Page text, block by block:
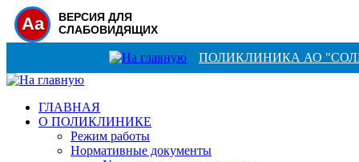
Aa
ВЕРСИЯ ДЛЯ
СЛАБОВИДЯЩИХ
ПОЛИКЛИНИКА АО
ГЛАВНАЯ
О ПОЛИКЛИНИКЕ
Режим работы
Нормативные документы